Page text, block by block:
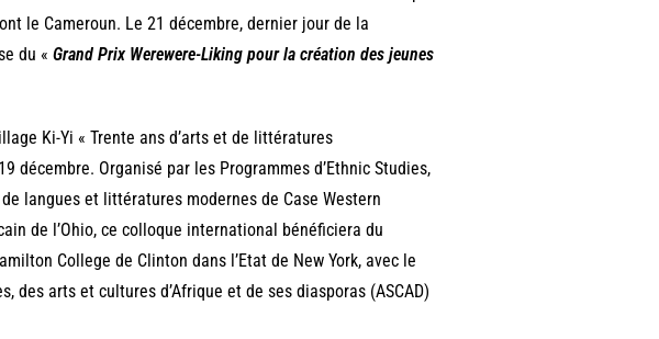
le Cameroun. Le 21 décembre, dernier jour de la
du « Grand Prix Werewere-Liking pour la création des jeunes
Ki-Yi « Trente ans d’arts et de littératures
décembre. Organisé par les Programmes d’Ethnic Studies,
langues et littératures modernes de Case Western
de l’Ohio, ce colloque international bénéficiera du
College de Clinton dans l’Etat de New York, avec le
des arts et cultures d’Afrique et de ses diasporas (ASCAD)